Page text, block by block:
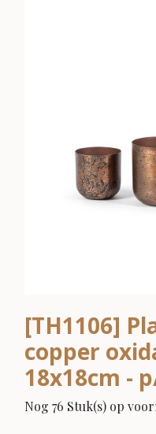
[TH1106]
copper
18x18cm -
Nog 76 Stuk(s) op